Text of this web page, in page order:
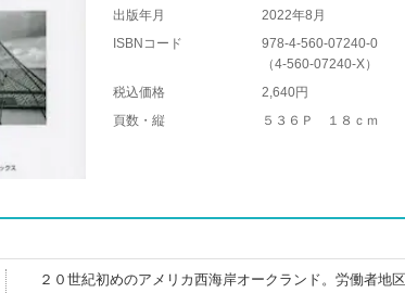
出版年月
2022年8月
ISBNコード
978-4-560-07240-0
（4-560-07240-X）
税込価格
2,640円
頁数・縦
５３６Ｐ １８ｃｍ
２０世紀初めのアメリカ西海岸オークランド。労働者地